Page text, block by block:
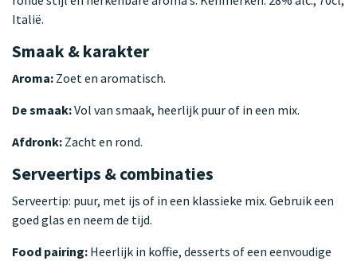
Italië.
Smaak & karakter
Aroma: Zoet en aromatisch.
De smaak:Vol van smaak, heerlijk puur of in een mix.
Afdronk: Zacht en rond.
Serveertips & combinaties
Serveertip: puur, met ijs of in een klassieke mix. Gebruik een
goed glas en neem de tijd.
Food pairing: Heerlijk in koffie, desserts of een eenvoudige